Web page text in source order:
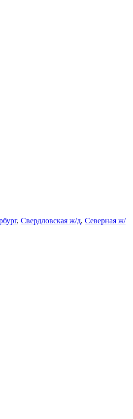
, Свердловская ж/д, Северная ж/